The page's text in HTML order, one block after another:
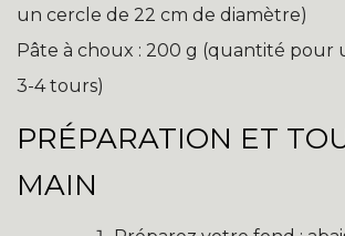
un cercle de 22 cm de diamètre)
Pâte à choux : 200 g (quantité pour
3-4 tours)
PRÉPARATION ET
MAIN